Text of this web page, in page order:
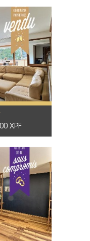
XPF